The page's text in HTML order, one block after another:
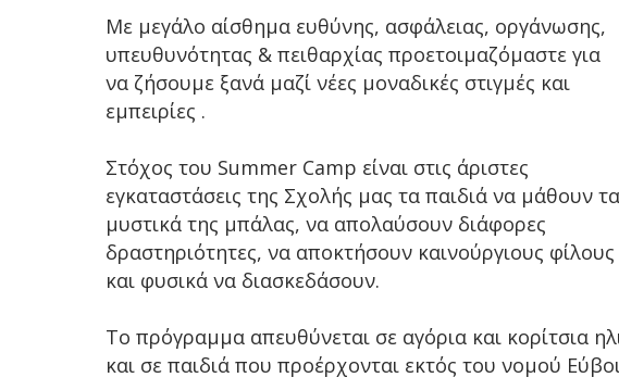
Με μεγάλο αίσθημα ευθύνης, ασφάλειας, οργάνωσης,
υπευθυνότητας & πειθαρχίας προετοιμαζόμαστε για
να ζήσουμε ξανά μαζί νέες μοναδικές στιγμές και
εμπειρίες .
Στόχος του Summer Camp είναι στις άριστες
εγκαταστάσεις της Σχολής μας τα παιδιά να μάθουν τα
μυστικά της μπάλας, να απολαύσουν διάφορες
δραστηριότητες, να αποκτήσουν καινούργιους φίλους
και φυσικά να διασκεδάσουν.
Το πρόγραμμα απευθύνεται σε αγόρια και κορίτσια
και σε παιδιά που προέρχονται εκτός του νομού